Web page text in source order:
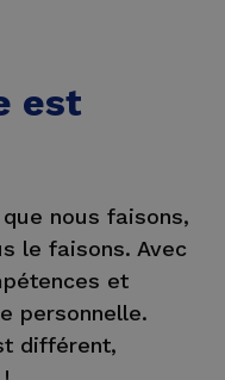
est
nous faisons,
le faisons. Avec
et
personnelle.
différent,